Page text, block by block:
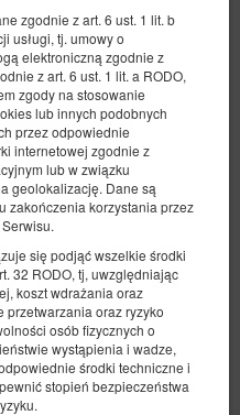
zgodnie z art. 6 ust. 1 lit. b
usługi, tj. umowy o
elektroniczną zgodnie z
z art. 6 ust. 1 lit. a RODO,
zgody na stosowanie
lub innych podobnych
przez odpowiednie
internetowej zgodnie z
lub w związku
geolokalizację. Dane są
zakończenia korzystania przez
się podjąć wszelkie środki
32 RODO, tj, uwzględniając
koszt wdrażania oraz
przetwarzania oraz ryzyko
osób fizycznych o
wystąpienia i wadze,
środki techniczne i
stopień bezpieczeństwa
Kragujewca 6
1 sofa rozkładana (Sofa Bed)
435,00 zł 413,25 zł
2 osoby / 1 noc